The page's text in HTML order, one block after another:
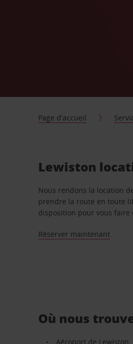
Page d'accueil
Lewiston
Nous rendons la location
prendre la route en toute
disposition pour vous faire
Réserver maintenant
Où nous
Aéroport de Lewiston